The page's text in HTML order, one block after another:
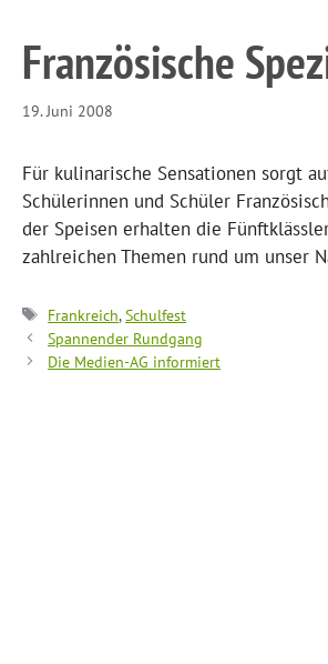
Französische
19. Juni 2008
Für kulinarische Sensationen sorgt
Schülerinnen und Schüler
der Speisen erhalten die
zahlreichen Themen rund um unser
Schlagwörter
Frankreich, Schulfest
Spannender Rundgang
Die Medien-AG informiert